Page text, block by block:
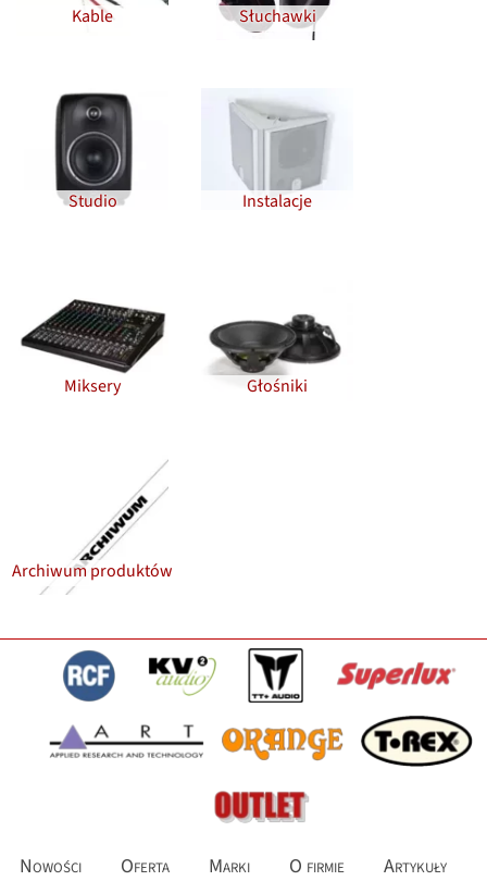
Kable Słuchawki
Studio Instalacje
Miksery Głośniki
Archiwum produktów
Nowości Oferta Marki O firmie
Artykuły